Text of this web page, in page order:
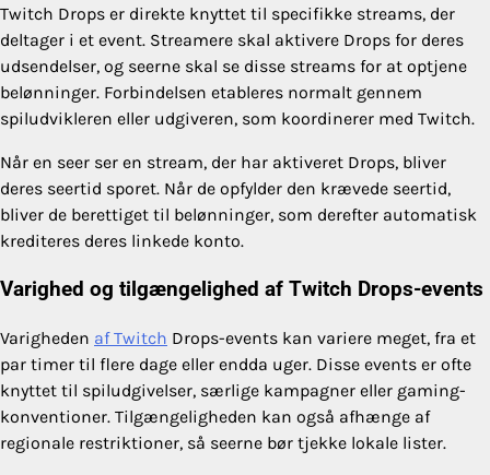
Twitch Drops er direkte knyttet til specifikke streams, der
deltager i et event. Streamere skal aktivere Drops for deres
udsendelser, og seerne skal se disse streams for at optjene
belønninger. Forbindelsen etableres normalt gennem
spiludvikleren eller udgiveren, som koordinerer med Twitch.
Når en seer ser en stream, der har aktiveret Drops, bliver
deres seertid sporet. Når de opfylder den krævede seertid,
bliver de berettiget til belønninger, som derefter automatisk
krediteres deres linkede konto.
Varighed og tilgængelighed af Twitch Drops-events
Varigheden af Twitch Drops-events kan variere meget, fra et
par timer til flere dage eller endda uger. Disse events er ofte
knyttet til spiludgivelser, særlige kampagner eller gaming-
konventioner. Tilgængeligheden kan også afhænge af
regionale restriktioner, så seerne bør tjekke lokale lister.